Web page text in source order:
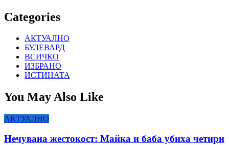
Categories
АКТУАЛНО
БУЛЕВАРД
ВСИЧКО
ИЗБРАНО
ИСТИНАТА
You May Also Like
АКТУАЛНО
Нечувана жестокост: Майка и баба убиха четири